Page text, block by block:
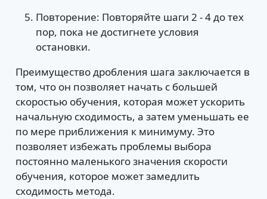
Повторение: Повторяйте шаги 2 - 4 до тех
пор, пока не достигнете условия
остановки.
Преимущество дробления шага заключается в
том, что он позволяет начать с большей
скоростью обучения, которая может ускорить
начальную сходимость, а затем уменьшать ее
по мере приближения к минимуму. Это
позволяет избежать проблемы выбора
постоянно маленького значения скорости
обучения, которое может замедлить
сходимость метода.